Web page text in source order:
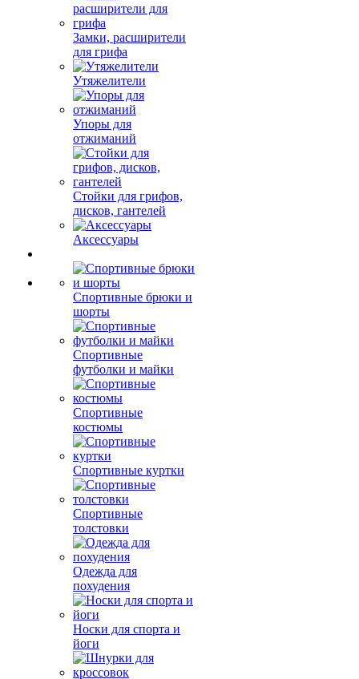
Замки, расширители
для грифа
Утяжелители
Упоры для
отжиманий
Стойки для грифов,
дисков, гантелей
Аксессуары
Спортивные брюки и
шорты
Спортивные
футболки и майки
Спортивные
костюмы
Спортивные куртки
Спортивные
толстовки
Одежда для
похудения
Носки для спорта и
йоги